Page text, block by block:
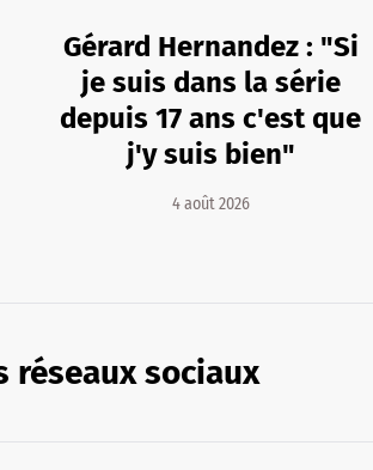
Gérard Hernandez : "Si
je suis dans la série
depuis 17 ans c'est que
j'y suis bien"
4 août 2026
réseaux sociaux